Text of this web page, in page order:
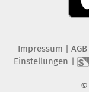
Impressum AGB
Einstellungen
©